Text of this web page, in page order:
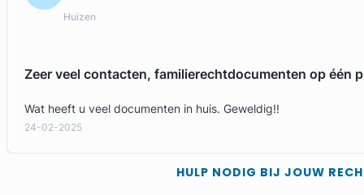
Huizen
Zeer veel contacten, familierechtdocumenten op één
Wat heeft u veel documenten in huis. Geweldig!!
24-02-2025
HULP NODIG BIJ JOUW